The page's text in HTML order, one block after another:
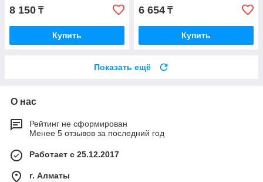
8 150 ₸
Купить
6 654 ₸
Купить
Показать ещё
О нас
Рейтинг не сформирован
Менее 5 отзывов за последний год
Работает с 25.12.2017
г. Алматы